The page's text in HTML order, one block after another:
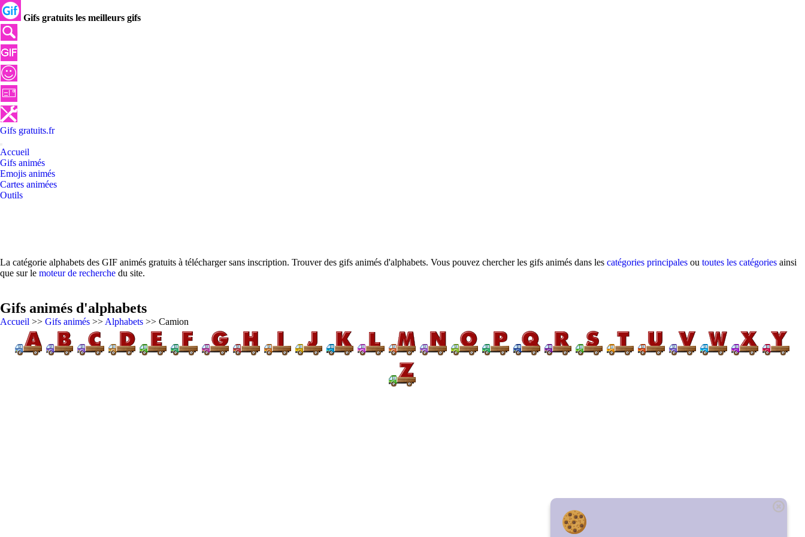
Gifs gratuits les meilleurs gifs
Gifs gratuits.fr
Accueil
Gifs animés
Emojis animés
Cartes animées
Outils
La catégorie alphabets des GIF animés gratuits à télécharger sans inscription. Trouver des gifs animés d'alphabets. Vous pouvez chercher les gifs animés dans les catégories principales ou toutes les catégories ainsi
que sur le moteur de recherche du site.
Gifs animés d'alphabets
Accueil >> Gifs animés >> Alphabets >> Camion